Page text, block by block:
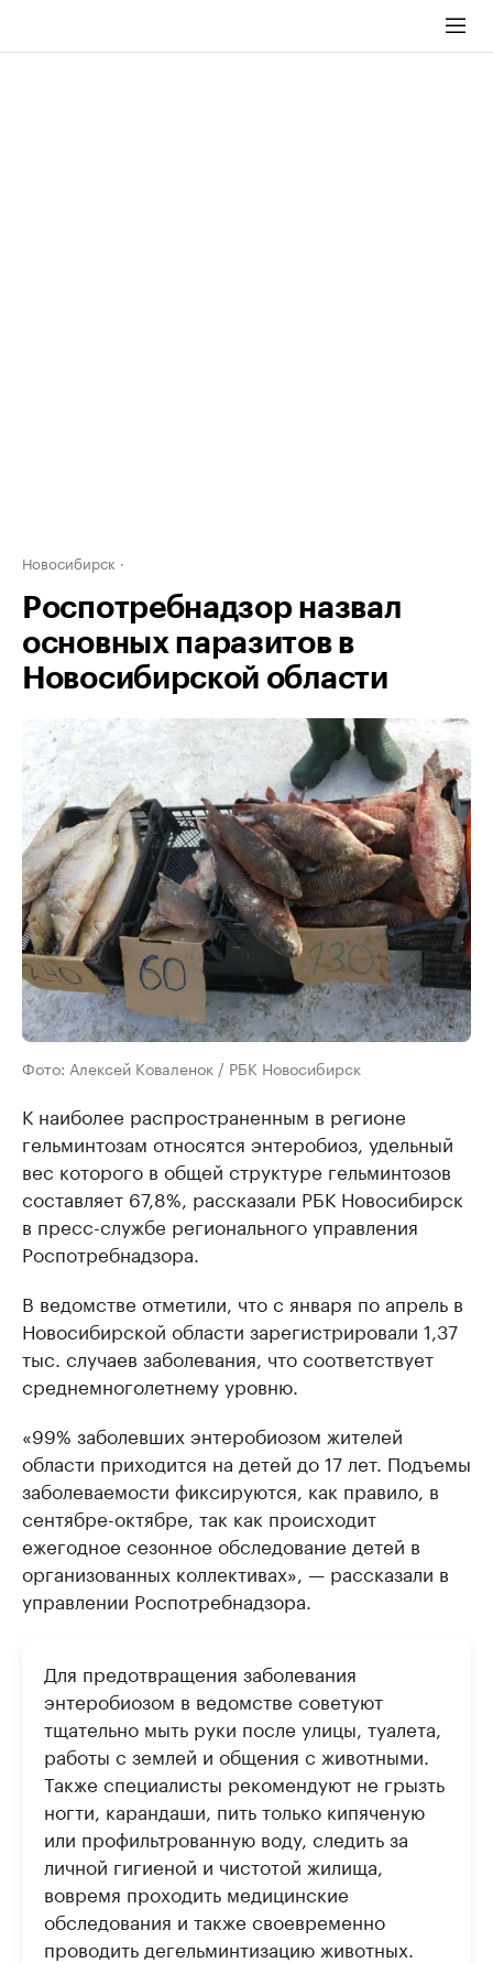
Новосибирск
Роспотребнадзор назвал
основных паразитов в
Новосибирской области
Фото: Алексей Коваленок / РБК Новосибирск
К наиболее распространенным в регионе
гельминтозам относятся энтеробиоз, удельный
вес которого в общей структуре гельминтозов
составляет 67,8%, рассказали РБК Новосибирск
в пресс-службе регионального управления
Роспотребнадзора.
В ведомстве отметили, что с января по апрель в
Новосибирской области зарегистрировали 1,37
тыс. случаев заболевания, что соответствует
среднемноголетнему уровню.
«99% заболевших энтеробиозом жителей
области приходится на детей до 17 лет. Подъемы
заболеваемости фиксируются, как правило, в
сентябре-октябре, так как происходит
ежегодное сезонное обследование детей в
организованных коллективах», — рассказали в
управлении Роспотребнадзора.
Для предотвращения заболевания
энтеробиозом в ведомстве советуют
тщательно мыть руки после улицы, туалета,
работы с землей и общения с животными.
Также специалисты рекомендуют не грызть
ногти, карандаши, пить только кипяченую
или профильтрованную воду, следить за
личной гигиеной и чистотой жилища,
вовремя проходить медицинские
обследования и также своевременно
проводить дегельминтизацию животных.